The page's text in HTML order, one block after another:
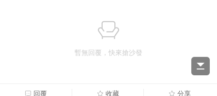
暫無回覆，快來搶沙發
回覆 收藏 分享